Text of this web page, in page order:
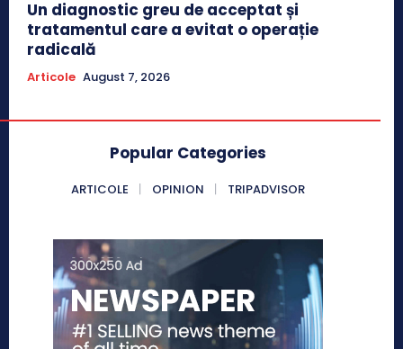
Un diagnostic greu de acceptat și
tratamentul care a evitat o operație
radicală
Articole August 7, 2026
Popular Categories
ARTICOLE OPINION TRIPADVISOR